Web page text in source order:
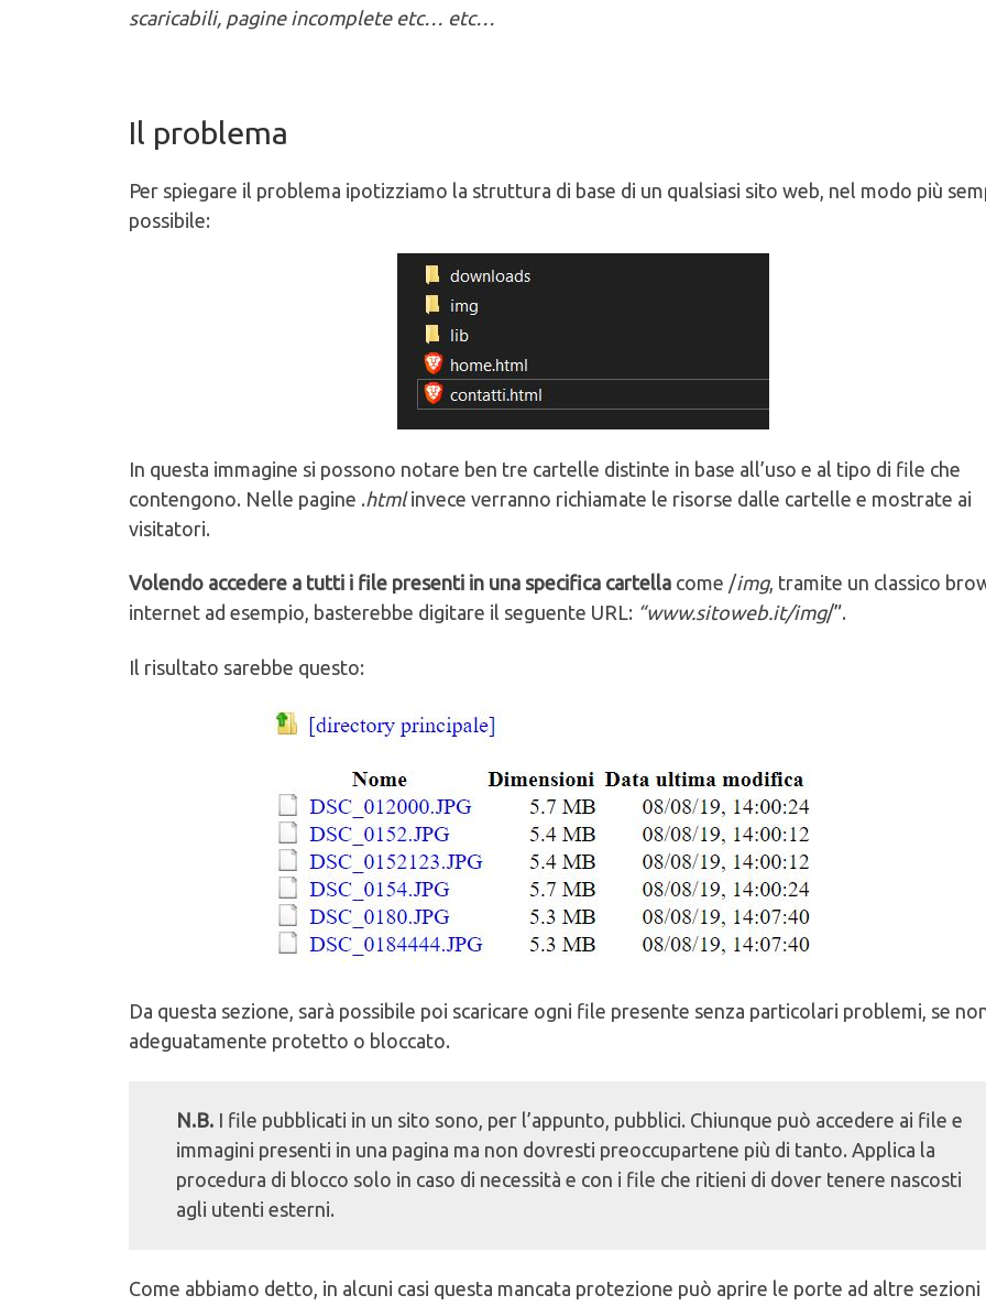
scaricabili, pagine incomplete etc… etc…
Il problema
Per spiegare il problema ipotizziamo la struttura di base di un qualsiasi sito web, nel modo più
possibile:
In questa immagine si possono notare ben tre cartelle distinte in base all’uso e al tipo di file che
contengono. Nelle pagine .htmlinvece verranno richiamate le risorse dalle cartelle e mostrate ai
visitatori.
Volendo accedere a tutti i file presenti in una specifica cartella come /img, tramite un classico
internet ad esempio, basterebbe digitare il seguente URL: “www.sitoweb.it/img/”.
Il risultato sarebbe questo:
Da questa sezione, sarà possibile poi scaricare ogni file presente senza particolari problemi, se
adeguatamente protetto o bloccato.
N.B.I file pubblicati in un sito sono, per l’appunto, pubblici. Chiunque può accedere ai file e
immagini presenti in una pagina ma non dovresti preoccupartene più di tanto. Applica la
procedura di blocco solo in caso di necessità e con i file che ritieni di dover tenere nascosti
agli utenti esterni.
Come abbiamo detto, in alcuni casi questa mancata protezione può aprire le porte ad altre sezioni